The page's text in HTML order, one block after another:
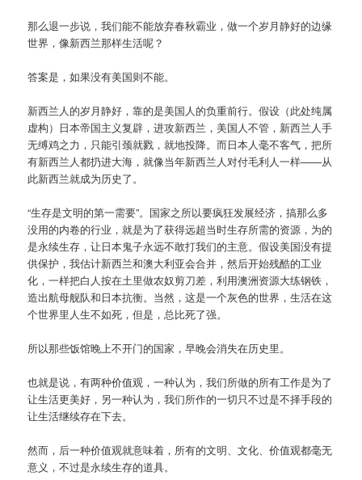
那么退一步说，我们能不能放弃春秋霸业，做一个岁月静好的边缘
世界，像新西兰那样生活呢？
答案是，如果没有美国则不能。
新西兰人的岁月静好，靠的是美国人的负重前行。假设（此处纯属
虚构）日本帝国主义复辟，进攻新西兰，美国人不管，新西兰人手
无缚鸡之力，只能引颈就戮，就地投降。而日本人毫不客气，把所
有新西兰人都扔进大海，就像当年新西兰人对付毛利人一样——从
此新西兰就成为历史了。
“生存是文明的第一需要”。国家之所以要疯狂发展经济，搞那么多
没用的内卷的行业，就是为了获得远超当时生存所需的资源，为的
是永续生存，让日本鬼子永远不敢打我们的主意。假设美国没有提
供保护，我估计新西兰和澳大利亚会合并，然后开始残酷的工业
化，一样把白人按在土里做农奴剪刀差，利用澳洲资源大练钢铁，
造出航母舰队和日本抗衡。当然，这是一个灰色的世界，生活在这
个世界里人生不如死，但是，总比死了强。
所以那些饭馆晚上不开门的国家，早晚会消失在历史里。
也就是说，有两种价值观，一种认为，我们所做的所有工作是为了
让生活更美好，另一种认为，我们所作的一切只不过是不择手段的
让生活继续存在下去。
然而，后一种价值观就意味着，所有的文明、文化、价值观都毫无
意义，不过是永续生存的道具。